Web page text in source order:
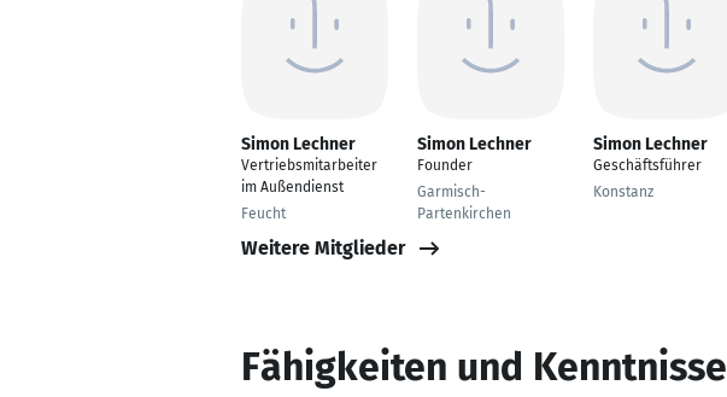
Simon Lechner
Vertriebsmitarbeiter
im Außendienst
Feucht
Simon Lechner
Founder
Garmisch-
Partenkirchen
Simon Lechner
Geschäftsführer
Konstanz
Weitere Mitglieder
Fähigkeiten und Kenntnisse